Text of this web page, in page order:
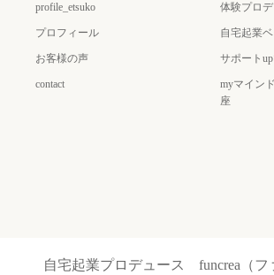
profile_etsuko
プロフィール
お客様の声
contact
体験プロ
自宅起業
サポート
myマイン
座
自宅起業プロデュース funcrea（フ